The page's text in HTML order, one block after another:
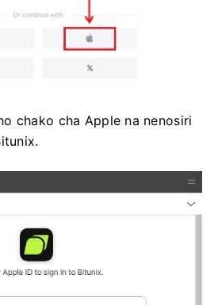
chako cha Apple na nenosiri